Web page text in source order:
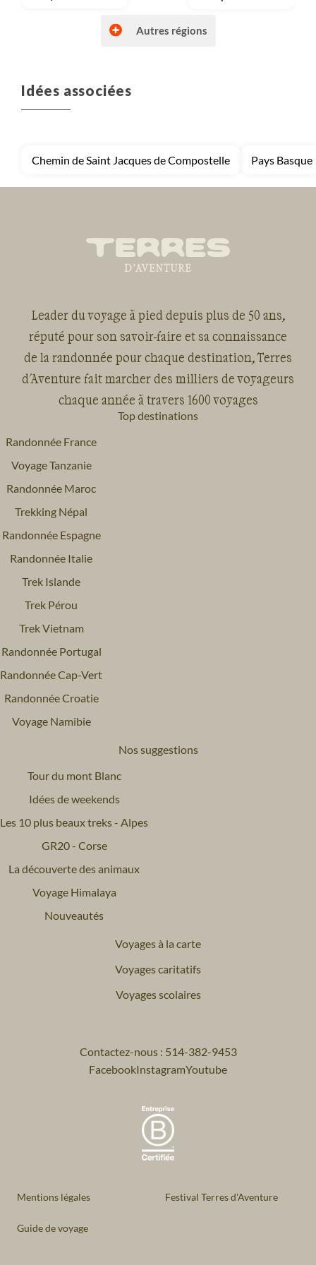
Voyage
Autres régions (France)
Voyage
Provence - Côte d'Azur Voyage
Pyrénées
Voyage
Sud-Ouest
Autres régions
Idées associées
Chemin de Saint Jacques de Compostelle Pays Basque
Leader du voyage à pied depuis plus de 50 ans,
réputé pour son savoir-faire et sa connaissance
de la randonnée pour chaque destination, Terres
d'Aventure fait marcher des milliers de voyageurs
chaque année à travers 1600 voyages
Top destinations
Randonnée France
Voyage Tanzanie
Randonnée Maroc
Trekking Népal
Randonnée Espagne
Randonnée Italie
Trek Islande
Trek Pérou
Trek Vietnam
Randonnée Portugal
Randonnée Cap-Vert
Randonnée Croatie
Voyage Namibie
Nos suggestions
Tour du mont Blanc
Idées de weekends
Les 10 plus beaux treks - Alpes
GR20 - Corse
La découverte des animaux
Voyage Himalaya
Nouveautés
Voyages à la carte
Voyages caritatifs
Voyages scolaires
Contactez-nous : 514-382-9453
FacebookInstagramYoutube
Mentions légales Festival Terres d'Aventure
Guide de voyage